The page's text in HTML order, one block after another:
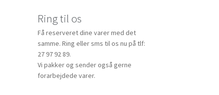
Ring til os
Få reserveret dine varer med det
samme. Ring eller sms til os nu på tlf:
27 97 92 89.
Vi pakker og sender også gerne
forarbejdede varer.